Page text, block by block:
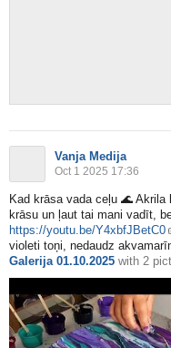
Vanja Medija
Oct 1 2025 17:36
Kad krāsa vada ceļu 🌊 Akrila
krāsu un ļaut tai mani vadīt,
https://youtu.be/Y4xbfJBetC0
violeti toņi, nedaudz
Galerija 01.10.2025 with 2